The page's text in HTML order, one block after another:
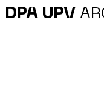
DPA UPV